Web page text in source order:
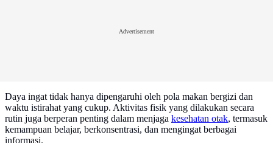
Advertisement
Daya ingat tidak hanya dipengaruhi oleh pola makan bergizi dan
waktu istirahat yang cukup. Aktivitas fisik yang dilakukan secara
rutin juga berperan penting dalam menjaga kesehatan otak, termasuk
kemampuan belajar, berkonsentrasi, dan mengingat berbagai
informasi.